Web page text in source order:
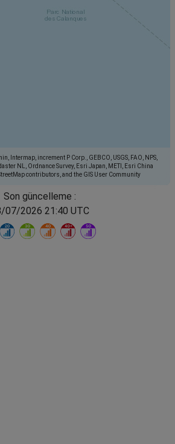
Intermap, increment P Corp., GEBCO, USGS, FAO, NPS,
NL, Ordnance Survey, Esri Japan, METI, Esri China
contributors, and the GIS User Community
Son güncelleme :
07/2026 21:40 UTC